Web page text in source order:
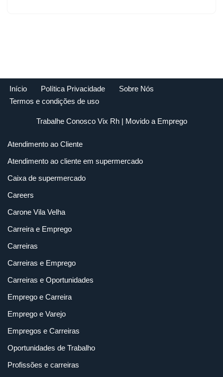
Início Política Privacidade
Sobre Nós
Termos e condições de uso
Trabalhe Conosco Vix Rh| Movido a Emprego
Atendimento ao Cliente
Atendimento ao cliente em supermercado
Caixa de supermercado
Careers
Carone Vila Velha
Carreira e Emprego
Carreiras
Carreiras e Emprego
Carreiras e Oportunidades
Emprego e Carreira
Emprego e Varejo
Empregos e Carreiras
Oportunidades de Trabalho
Profissões e carreiras